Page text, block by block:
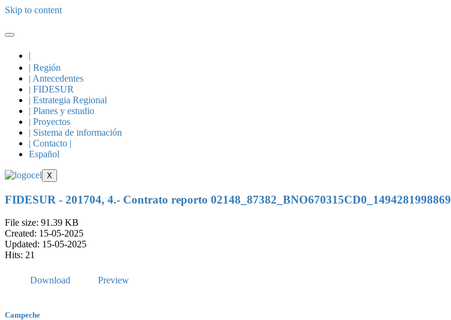
Skip to content
|
| Región
| Antecedentes
| FIDESUR
| Estrategia Regional
| Planes y estudio
| Proyectos
| Sistema de información
| Contacto |
Español
X
FIDESUR - 201704, 4.- Contrato reporto 02148_87382_BNO670315CD0_1494281998869
File size: 91.39 KB
Created: 15-05-2025
Updated: 15-05-2025
Hits: 21
Download Preview
Campeche